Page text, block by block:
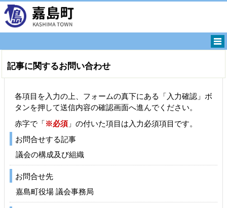
記事に関するお問い合わせ
各項目を入力の上、フォームの真下にある「入力確認」ボ
タンを押して送信内容の確認画面へ進んでください。
赤字で「※必須 」の付いた項目は入力必須項目です。
お問合せする記事
議会の構成及び組織
お問合せ先
嘉島町役場 議会事務局